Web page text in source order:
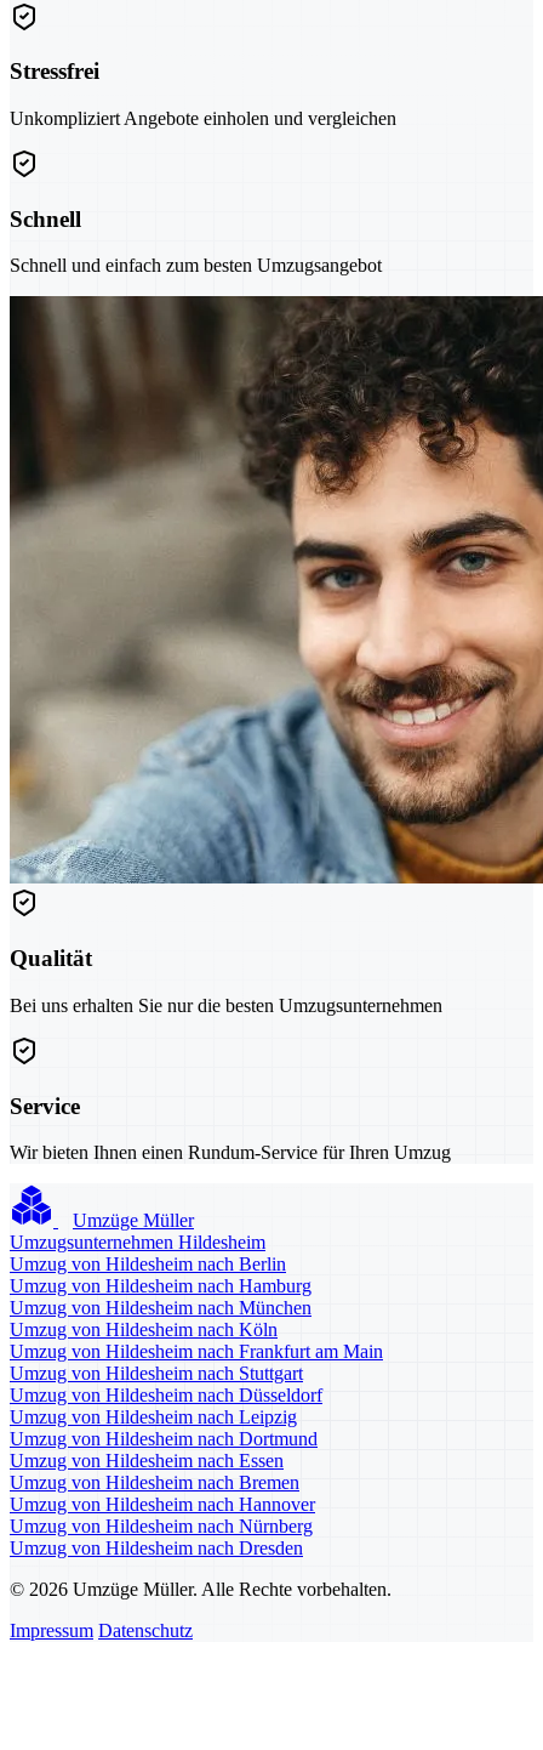
Stressfrei
Unkompliziert Angebote einholen und vergleichen
Schnell
Schnell und einfach zum besten Umzugsangebot
Qualität
Bei uns erhalten Sie nur die besten Umzugsunternehmen
Service
Wir bieten Ihnen einen Rundum-Service für Ihren Umzug
Umzüge Müller
Umzugsunternehmen Hildesheim
Umzug von Hildesheim nach Berlin
Umzug von Hildesheim nach Hamburg
Umzug von Hildesheim nach München
Umzug von Hildesheim nach Köln
Umzug von Hildesheim nach Frankfurt am Main
Umzug von Hildesheim nach Stuttgart
Umzug von Hildesheim nach Düsseldorf
Umzug von Hildesheim nach Leipzig
Umzug von Hildesheim nach Dortmund
Umzug von Hildesheim nach Essen
Umzug von Hildesheim nach Bremen
Umzug von Hildesheim nach Hannover
Umzug von Hildesheim nach Nürnberg
Umzug von Hildesheim nach Dresden
© 2026 Umzüge Müller. Alle Rechte vorbehalten.
Impressum Datenschutz